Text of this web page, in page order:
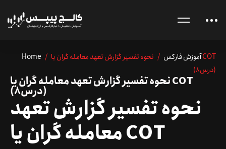
Home / آموزش فارکس / نحوه تفسیر گزارش تعهد معامله گران یا COT
(درس8)
نحوه تفسیر گزارش تعهد معامله گران یا COT
(درس8)
نحوه تفسیر گزارش تعهد
معامله گرانCOT